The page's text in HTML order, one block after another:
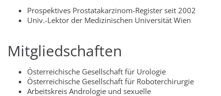
Prospektives Prostatakarzinom-Register seit 2002
Univ.-Lektor der Medizinischen Universität Wien
Mitgliedschaften
Österreichische Gesellschaft für Urologie
Österreichische Gesellschaft für Roboterchirurgie
Arbeitskreis Andrologie und sexuelle